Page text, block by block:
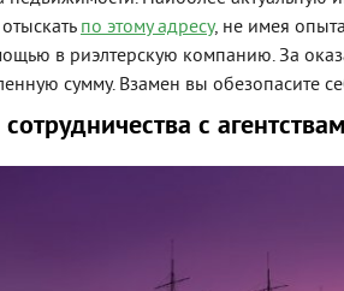
по этому адресу, не имея
в риэлтерскую компанию. За
сумму. Взамен вы обезопасите
с